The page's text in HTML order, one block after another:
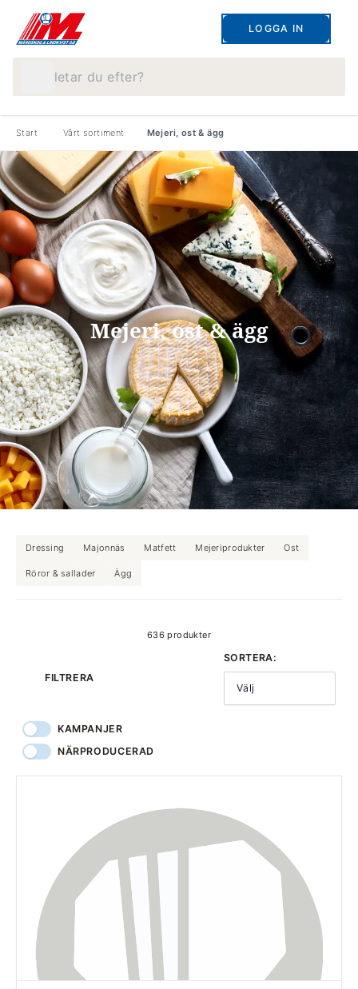
LOGGA IN
Start Vårt sortiment Mejeri, ost & ägg
Mejeri, ost & ägg
Dressing Majonnäs Matfett Mejeriprodukter Ost
Röror & sallader Ägg
636 produkter
FILTRERA
SORTERA:
Välj
KAMPANJER
NÄRPRODUCERAD